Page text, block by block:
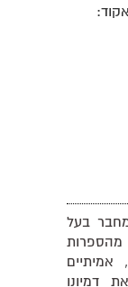
| דאנאקוד:
בעל
אמיתיים
דמיונו